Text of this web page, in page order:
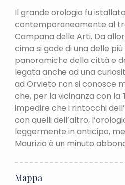
Il grande orologio fu
contemporaneamente al
Campana delle Arti. Da
cima si gode di una delle
panoramiche della città e
legata anche ad una
ad Orvieto non si conosce
che, per la vicinanza con la
impedire che i rintocchi
con quelli dell’altro,
leggermente in anticipo,
Maurizio è un minuto
Mappa